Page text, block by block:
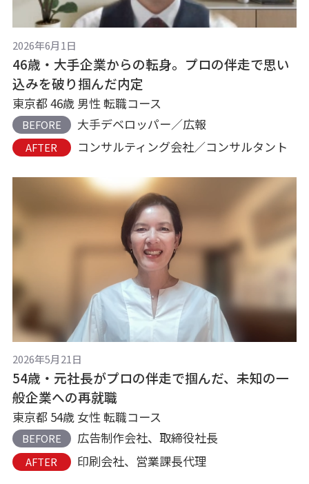
2026年6月1日
46歳・大手企業からの転身。プロの伴走で思い
込みを破り掴んだ内定
東京都 46歳 男性 転職コース
BEFORE 大手デベロッパー／広報
AFTER コンサルティング会社／コンサルタント
2026年5月21日
54歳・元社長がプロの伴走で掴んだ、未知の一
般企業への再就職
東京都 54歳 女性 転職コース
BEFORE 広告制作会社、取締役社長
AFTER 印刷会社、営業課長代理